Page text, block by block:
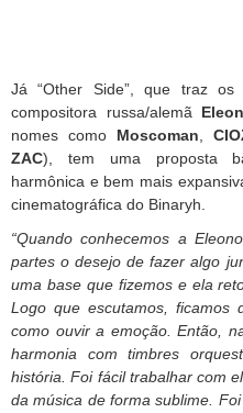
Já “Other Side”, que traz
compositora russa/alemã
nomes como Moscoman
ZAC), tem uma proposta
harmônica e bem mais
cinematográfica do Binaryh.
“Quando conhecemos a
partes o desejo de fazer algo
uma base que fizemos e ela
Logo que escutamos, ficamos
como ouvir a emoção. Então,
harmonia com timbres
história. Foi fácil trabalhar com
da música de forma sublime.